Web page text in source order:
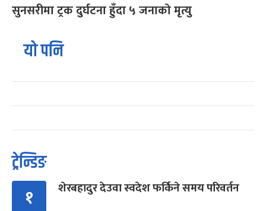
सुनसरीमा ट्रक दुर्घटना हुँदा ५ जनाको मृत्यु
यो पनि
ट्रेन्डिङ
१ शेरबहादुर देउवा स्वदेश फर्किने समय परिवर्तन